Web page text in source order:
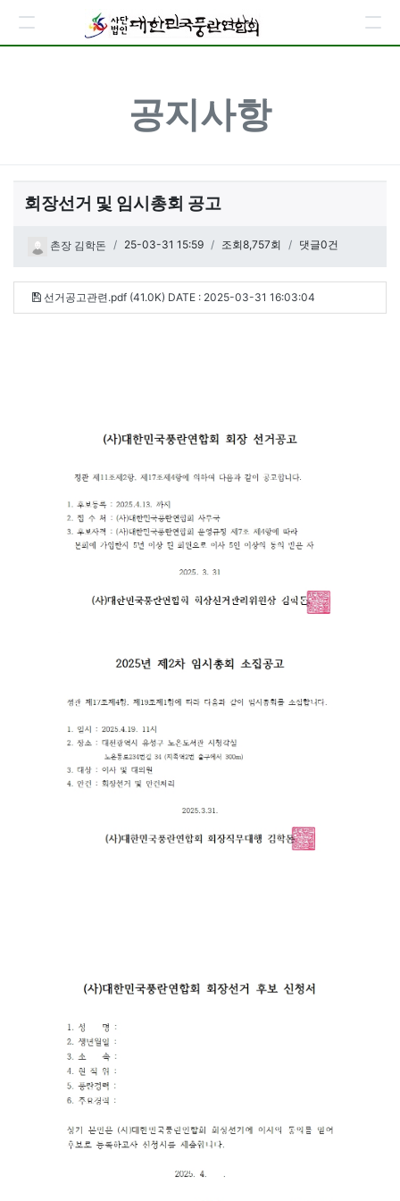
공지사항
회장선거 및 임시총회 공고
페이지 정보
촌장 김학돈 작성일
25-03-31 15:59 조회8,757회 댓글0건
첨부파일
선거공고관련.pdf (41.0K) DATE : 2025-03-31 16:03:04